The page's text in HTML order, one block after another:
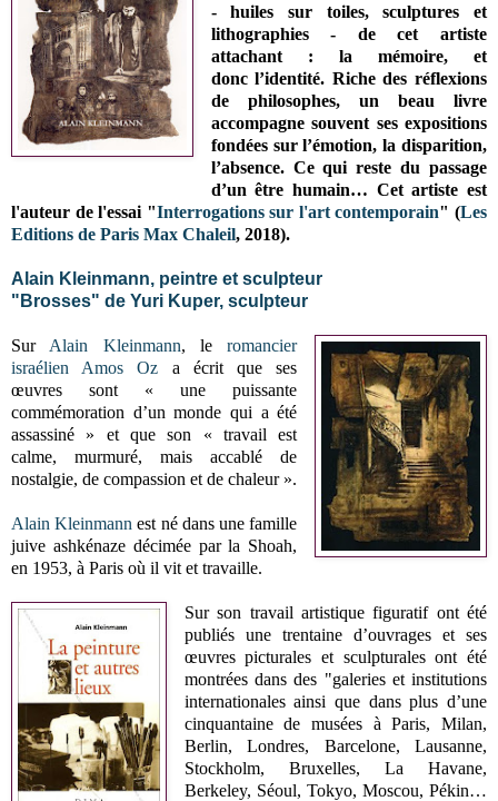
-huiles sur toiles, sculptures et
lithographies- de cet artiste
attachant : la mémoire, et
donc l’identité. Riche des réflexions
de philosophes, un beau livre
accompagne souvent ses expositions
fondées sur l’émotion, la disparition,
l’absence. Ce qui reste du passage
d’un être humain… Cet artiste est
l'auteur de l'essai "Interrogations sur l'art contemporain" (Les
Editions de Paris Max Chaleil, 2018).
Alain Kleinmann, peintre et sculpteur
"Brosses" de Yuri Kuper, sculpteur
Sur Alain Kleinmann, leromancier
israélien
Amos Oz a écrit que ses
œuvres sont « une puissante
commémoration d’un monde qui a été
assassiné » et que son « travail est
calme, murmuré, mais accablé de
nostalgie, de compassion et de chaleur ».
Alain Kleinmann est né dans une famille
juive ashkénaze décimée par la Shoah,
en 1953, à Paris où il vit et travaille.
Sur son travail artistique figuratif ont été
publiés une trentaine d’ouvrages et ses
œuvres picturales et sculpturales ont été
montrées dans des "galeries et institutions
internationales ainsi que dans plus d’une
cinquantaine de musées à Paris, Milan,
Berlin, Londres, Barcelone, Lausanne,
Stockholm, Bruxelles, La Havane,
Berkeley, Séoul, Tokyo, Moscou, Pékin…